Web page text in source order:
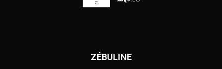
ZÉBULINE